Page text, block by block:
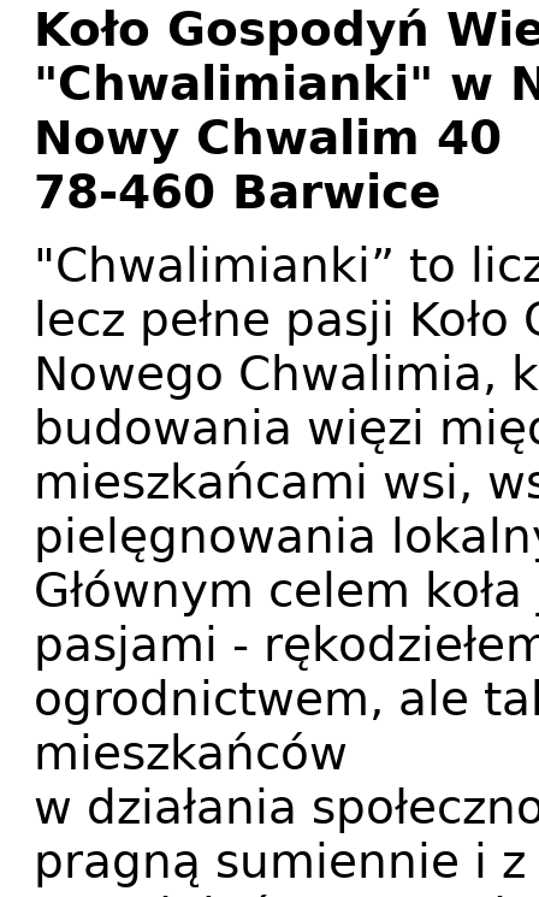
Koło Gospodyń
"Chwalimianki" w
Nowy Chwalim 40
78-460 Barwice
"Chwalimianki” to
lecz pełne pasji
Nowego Chwalimia,
budowania więzi
mieszkańcami wsi,
pielęgnowania
Głównym celem
pasjami -
ogrodnictwem, ale
mieszkańców
w działania
pragną sumiennie i